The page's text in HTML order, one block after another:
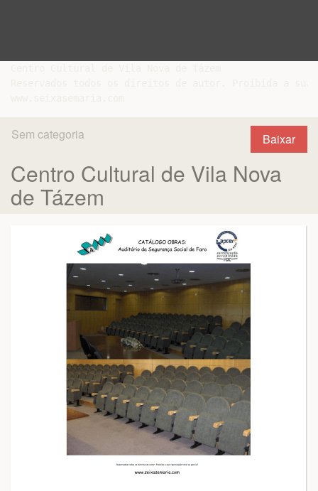
Baixar
Sem categoria
Centro Cultural de Vila Nova
de Tázem